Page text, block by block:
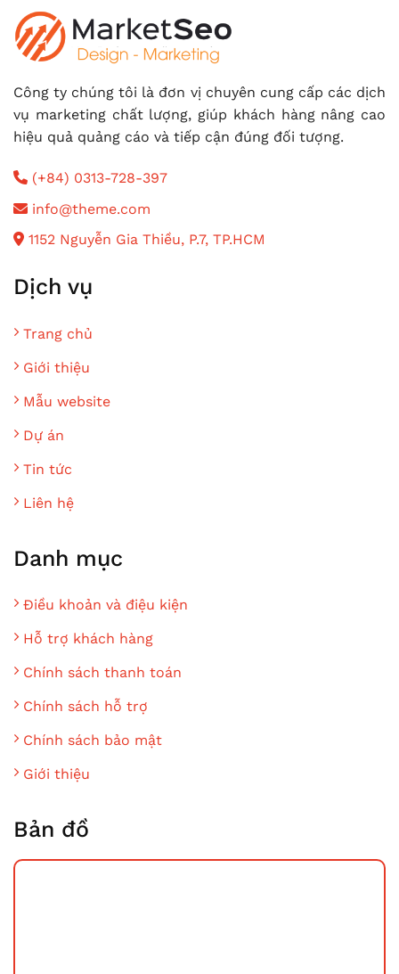
Công ty chúng tôi là đơn vị chuyên cung cấp các dịch
vụ marketing chất lượng, giúp khách hàng nâng cao
hiệu quả quảng cáo và tiếp cận đúng đối tượng.
(+84) 0313-728-397
info@theme.com
1152 Nguyễn Gia Thiều, P.7, TP.HCM
Dịch vụ
Trang chủ
Giới thiệu
Mẫu website
Dự án
Tin tức
Liên hệ
Danh mục
Điều khoản và điệu kiện
Hỗ trợ khách hàng
Chính sách thanh toán
Chính sách hỗ trợ
Chính sách bảo mật
Giới thiệu
Bản đồ